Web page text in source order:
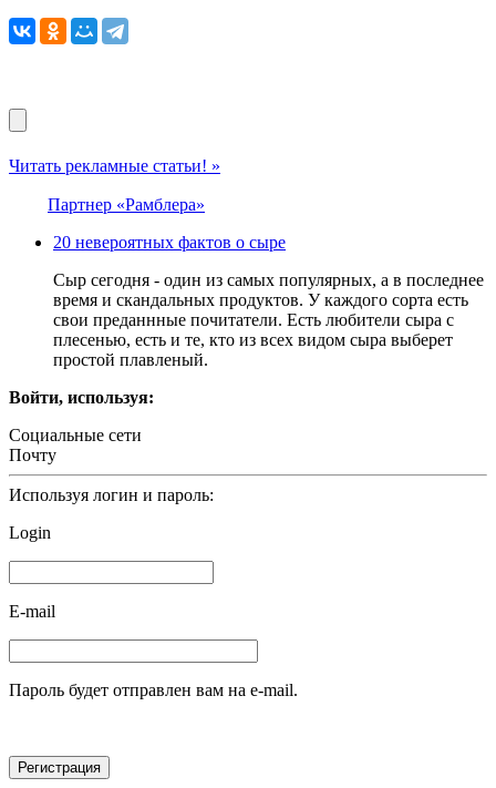
Читать рекламные статьи! »
Партнер «Рамблера»
20 невероятных фактов о сыре
Сыр сегодня - один из самых популярных, а в последнее
время и скандальных продуктов. У каждого сорта есть
свои преданнные почитатели. Есть любители сыра с
плесенью, есть и те, кто из всех видом сыра выберет
простой плавленый.
Войти, используя:
Социальные сети
Почту
Используя логин и пароль:
Login
E-mail
Пароль будет отправлен вам на e-mail.